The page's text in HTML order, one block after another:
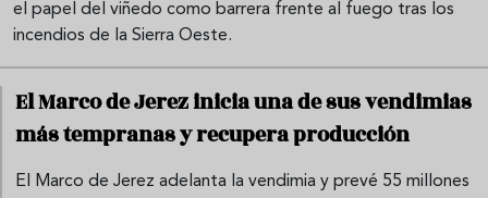
el papel del viñedo como barrera frente al fuego tras los
incendios de la Sierra Oeste.
El Marco de Jerez inicia una de sus vendimias
más tempranas y recupera producción
El Marco de Jerez adelanta la vendimia y prevé 55 millones